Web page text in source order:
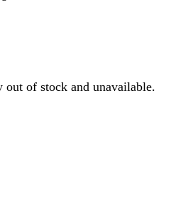
of stock and unavailable.